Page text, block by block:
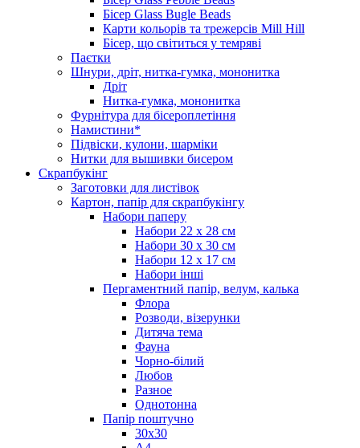
Бісер Glass Bugle Beads
Карти кольорів та трежерсів Mill Hill
Бісер, що світиться у темряві
Паєтки
Шнури, дріт, нитка-гумка, мононитка
Дріт
Нитка-гумка, мононитка
Фурнітура для бісероплетіння
Намистини*
Підвіски, кулони, шарміки
Нитки для вышивки бисером
Скрапбукінг
Заготовки для листівок
Картон, папір для скрапбукінгу
Набори паперу
Набори 22 х 28 см
Набори 30 х 30 см
Набори 12 х 17 см
Набори інші
Пергаментний папір, велум, калька
Флора
Розводи, візерунки
Дитяча тема
Фауна
Чорно-білий
Любов
Разное
Однотонна
Папір поштучно
30х30